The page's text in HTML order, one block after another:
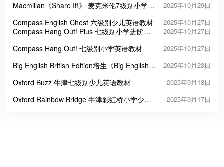
Macmillan《Share It!》 麦克米伦7级别小学英
2025年10月29日
Compass English Chest 六级别少儿英语教材 2025年10月27日
Compass Hang Out! Plus 七级别小学进阶教
2025年10月27日
Compass Hang Out! 七级别小学英语教材 2025年10月27日
Big English British Edition培生《Big English》
2025年10月23日
Oxford Buzz 牛津七级别少儿英语教材 2025年9月18日
Oxford Rainbow Bridge 牛津彩虹桥小学少儿
2025年9月17日